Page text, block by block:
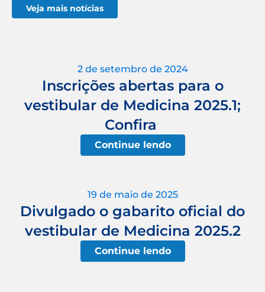
Veja mais notícias
2 de setembro de 2024
Inscrições abertas para o
vestibular de Medicina 2025.1;
Confira
Continue lendo
19 de maio de 2025
Divulgado o gabarito oficial do
vestibular de Medicina 2025.2
Continue lendo